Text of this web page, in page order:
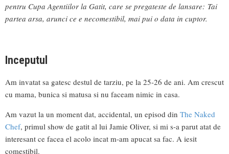
pentru Cupa Agentiilor la Gatit, care se pregateste de lansare: Tai
partea arsa, arunci ce e necomestibil, mai pui o data in cuptor.
Inceputul
Am invatat sa gatesc destul de tarziu, pe la 25-26 de ani. Am crescut
cu mama, bunica si matusa si nu faceam nimic in casa.
Am vazut la un moment dat, accidental, un episod din The Naked
Chef, primul show de gatit al lui Jamie Oliver, si mi s-a parut atat de
interesant ce facea el acolo incat m-am apucat sa fac. A iesit
comestibil.